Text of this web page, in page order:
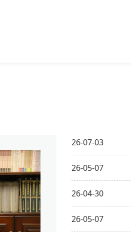
26-07-03
26-05-07
26-04-30
26-05-07